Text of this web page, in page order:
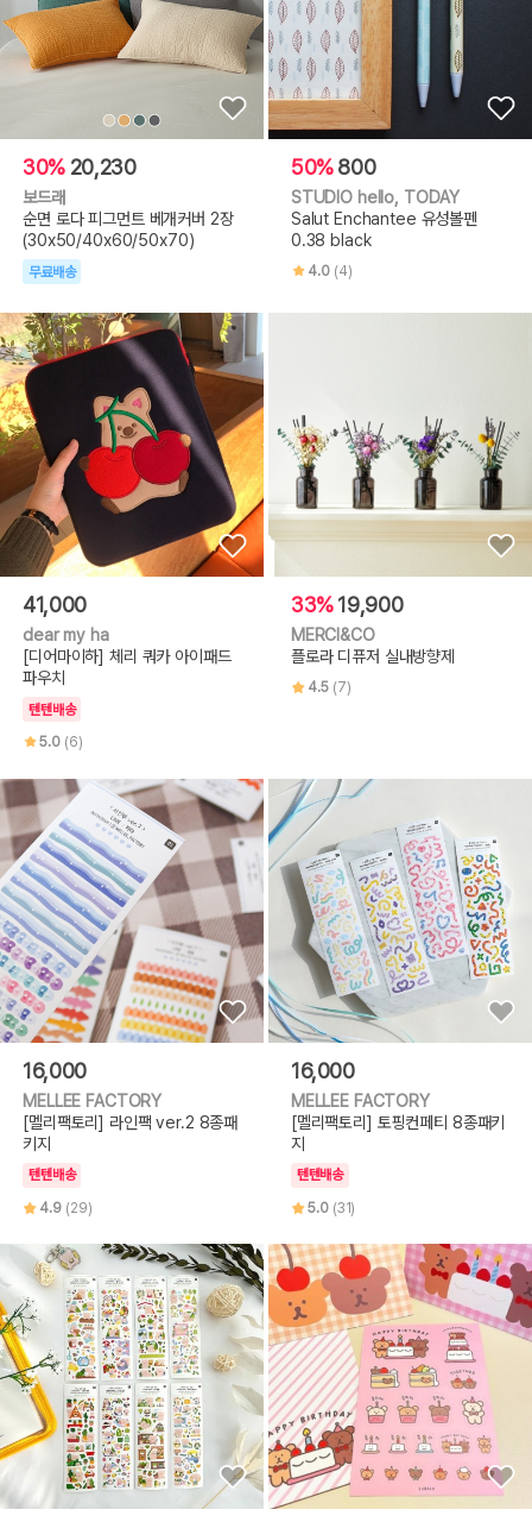
30% 20,230
보드래
순면 로다 피그먼트 베개커버 2장
(30x50/40x60/50x70)
무료배송
50%800
STUDIO hello, TODAY
Salut Enchantee 유성볼펜
0.38 black
4.0 (4)
41,000
dear my ha
[디어마이하] 체리 쿼카 아이패드
파우치
텐텐배송
5.0 (6)
33%19,900
MERCI&CO
플로라 디퓨저 실내방향제
4.5 (7)
16,000
MELLEE FACTORY
[멜리팩토리] 라인팩 ver.2 8종패
키지
텐텐배송
4.9 (29)
16,000
MELLEE FACTORY
[멜리팩토리] 토핑컨페티 8종패키
지
텐텐배송
5.0 (31)